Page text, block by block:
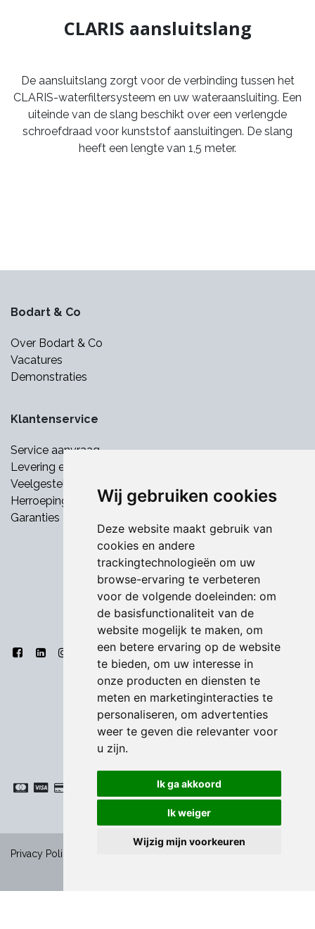
Wij gebruiken cookies
Deze website maakt gebruik van
cookies en andere
trackingtechnologieën om uw
browse-ervaring te verbeteren
voor de volgende doeleinden: om
de basisfunctionaliteit van de
website mogelijk te maken, om
een betere ervaring op de website
te bieden, om uw interesse in
onze producten en diensten te
meten en marketinginteracties te
personaliseren, om advertenties
weer te geven die relevanter voor
u zijn.
Ik ga akkoord
Ik weiger
Wijzig mijn voorkeuren
CLARIS aansluitslang
De aansluitslang zorgt voor de verbinding tussen het
CLARIS-waterfiltersysteem en uw wateraansluiting. Een
uiteinde van de slang beschikt over een verlengde
schroefdraad voor kunststof aansluitingen. De slang
heeft een lengte van 1,5 meter.
Bodart & Co
Over Bodart & Co
Vacatures
Demonstraties
Klantenservice
Service aanvraag
Levering en betaling
Veelgestelde vragen
Herroepingsrecht
Garanties
Privacy Policy